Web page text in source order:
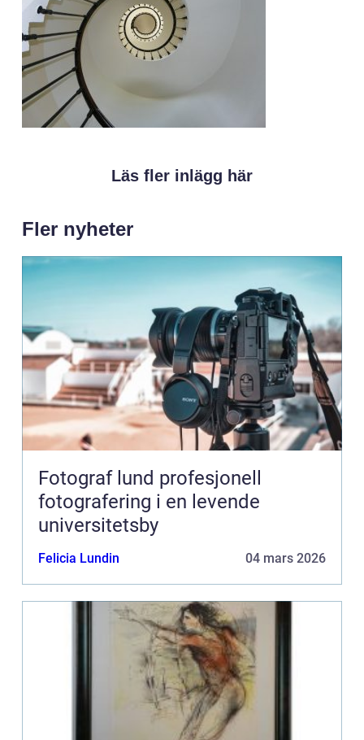
Läs fler inlägg här
Fler nyheter
Fotograf lund profesjonell
fotografering i en levende
universitetsby
Felicia Lundin 04 mars 2026